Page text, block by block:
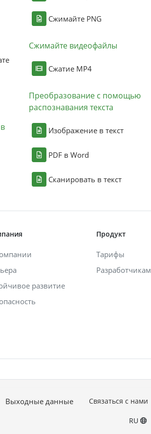
Сжимайте PNG
Сжимайте видеофайлы
Сжатие MP4
Преобразование с помощью
распознавания текста
Изображение в текст
PDF в Word
Сканировать в текст
развитие
Продукт
Тарифы
Разработчикам
Выходные данные Связаться с нами
RU